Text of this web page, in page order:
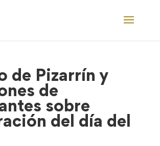
de Pizarrín y
de
sobre
del día del